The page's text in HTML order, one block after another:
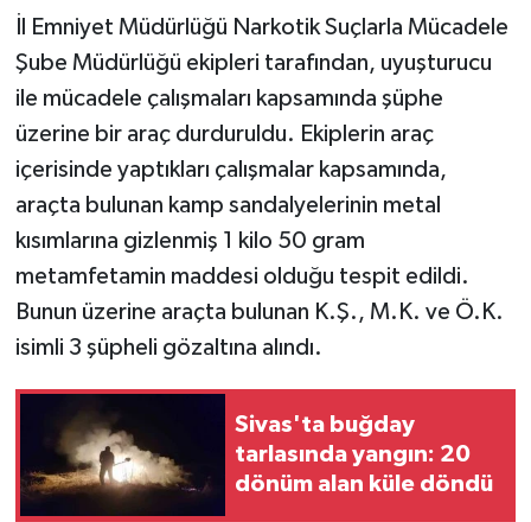
İl Emniyet Müdürlüğü Narkotik Suçlarla Mücadele
Şube Müdürlüğü ekipleri tarafından, uyuşturucu
ile mücadele çalışmaları kapsamında şüphe
üzerine bir araç durduruldu. Ekiplerin araç
içerisinde yaptıkları çalışmalar kapsamında,
araçta bulunan kamp sandalyelerinin metal
kısımlarına gizlenmiş 1 kilo 50 gram
metamfetamin maddesi olduğu tespit edildi.
Bunun üzerine araçta bulunan K.Ş., M.K. ve Ö.K.
isimli 3 şüpheli gözaltına alındı.
Sivas'ta buğday
tarlasında yangın: 20
dönüm alan küle döndü